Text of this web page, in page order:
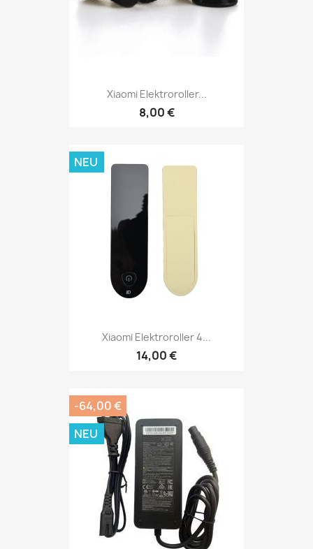
Xiaomi Elektroroller...
8,00 €
Xiaomi Elektroroller 4...
14,00 €
NEU
-64,00 €
NEU